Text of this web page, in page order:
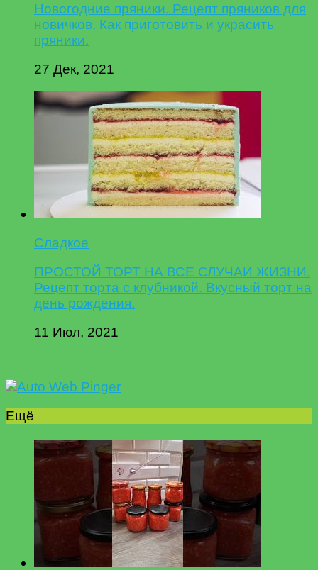
Новогодние пряники. Рецепт пряников для
новичков. Как приготовить и украсить
пряники.
27 Дек, 2021
Сладкое
ПРОСТОЙ ТОРТ НА ВСЕ СЛУЧАИ ЖИЗНИ.
Рецепт торта с клубникой. Вкусный торт на
день рождения.
11 Июл, 2021
Ещё